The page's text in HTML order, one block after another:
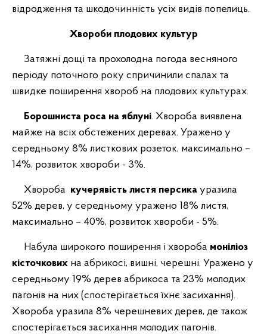
відродження та шкодочинність усіх видів попелиць.
Хвороби плодових культур
Затяжні дощі та прохолодна погода весняного
періоду поточного року спричинили спалах та
швидке поширення хвороб на плодових культурах.
Борошниста роса на яблуні. Хвороба виявлена
майже на всіх обстежених деревах. Уражено у
середньому 8% листкових розеток, максимально –
14%, розвиток хвороби - 3%.
Хвороба кучерявість листя персика уразила
52% дерев, у середньому уражено 18% листя,
максимально – 40%, розвиток хвороби - 5%.
Набула широкого поширення і хвороба моніліоз
кісточкових на абрикосі, вишні, черешні. Уражено у
середньому 19% дерев абрикоса та 23% молодих
пагонів на них (спостерігається їхнє засихання).
Хвороба уразила 8% черешневих дерев, де також
спостерігається засихання молодих пагонів.